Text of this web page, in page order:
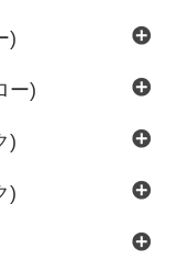
)
ー)
)
)